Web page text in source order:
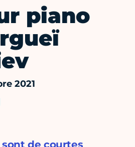
piano
2021